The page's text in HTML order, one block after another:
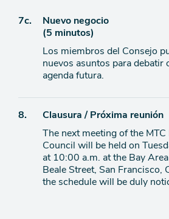
Ítem
agenda
7c.
Nuevo negocio
(5 minutos)
Los miembros del Consejo
nuevos asuntos para debatir
agenda futura.
Ítem
agenda
8.
Clausura / Próxima reunión
The next meeting of the
Council will be held on
at 10:00 a.m. at the Bay
Beale Street, San Francisco,
the schedule will be duly